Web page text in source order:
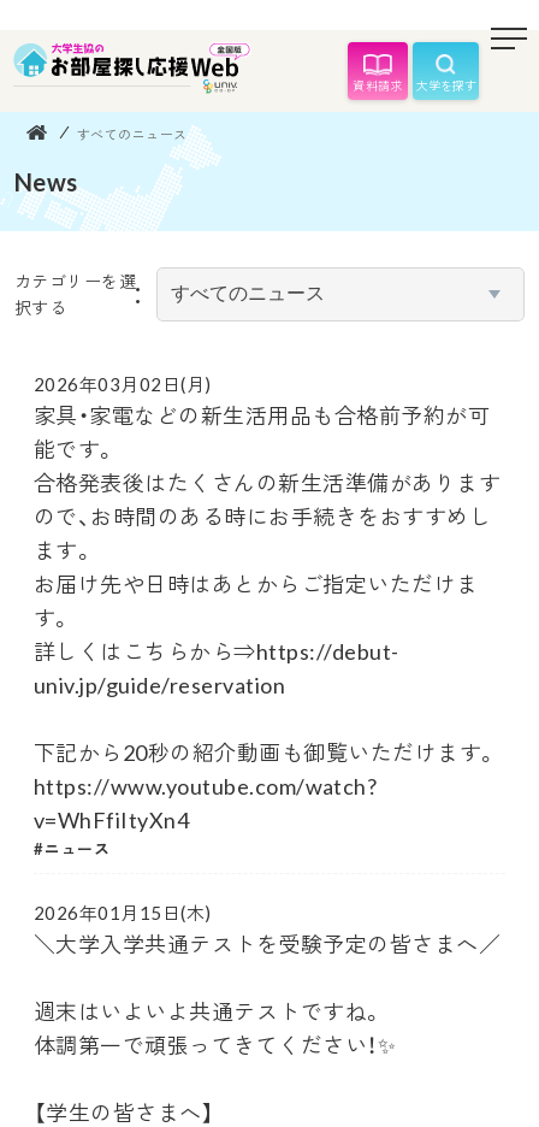
資料請求 大学を探す
すべてのニュース
News
カテゴリーを選
択する
2026年03月02日(月)
家具・家電などの新生活用品も合格前予約が可
能です。
合格発表後はたくさんの新生活準備があります
ので、お時間のある時にお手続きをおすすめし
ます。
お届け先や日時はあとからご指定いただけま
す。
詳しくはこちらから⇒https://debut-
univ.jp/guide/reservation
下記から20秒の紹介動画も御覧いただけます。
https://www.youtube.com/watch?
v=WhFfiItyXn4
ニュース
2026年01月15日(木)
＼大学入学共通テストを受験予定の皆さまへ／
週末はいよいよ共通テストですね。
体調第一で頑張ってきてください！✨
【学生の皆さまへ】